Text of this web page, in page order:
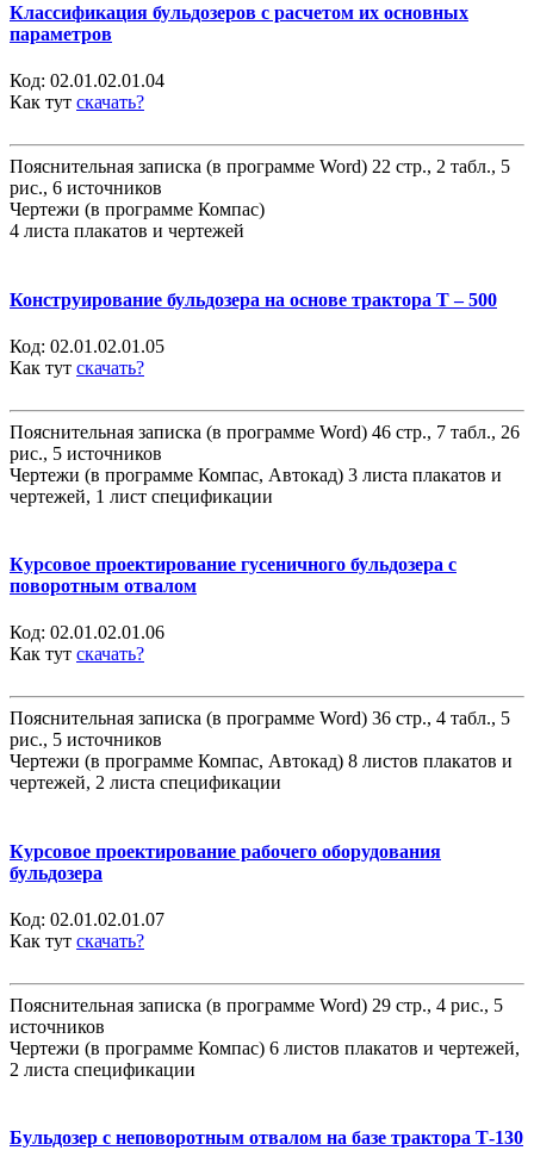
Классификация бульдозеров с расчетом их основных
параметров
Код: 02.01.02.01.04
Как тут скачать?
Пояснительная записка (в программе Word) 22 стр., 2 табл., 5
рис., 6 источников
Чертежи (в программе Компас)
4 листа плакатов и чертежей
Конструирование бульдозера на основе трактора Т – 500
Код: 02.01.02.01.05
Как тут скачать?
Пояснительная записка (в программе Word) 46 стр., 7 табл., 26
рис., 5 источников
Чертежи (в программе Компас, Автокад) 3 листа плакатов и
чертежей, 1 лист спецификации
Курсовое проектирование гусеничного бульдозера с
поворотным отвалом
Код: 02.01.02.01.06
Как тут скачать?
Пояснительная записка (в программе Word) 36 стр., 4 табл., 5
рис., 5 источников
Чертежи (в программе Компас, Автокад) 8 листов плакатов и
чертежей, 2 листа спецификации
Курсовое проектирование рабочего оборудования
бульдозера
Код: 02.01.02.01.07
Как тут скачать?
Пояснительная записка (в программе Word) 29 стр., 4 рис., 5
источников
Чертежи (в программе Компас) 6 листов плакатов и чертежей,
2 листа спецификации
Бульдозер с неповоротным отвалом на базе трактора Т-130